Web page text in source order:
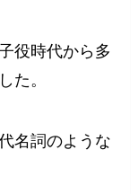
役時代から多
た。
名詞のような